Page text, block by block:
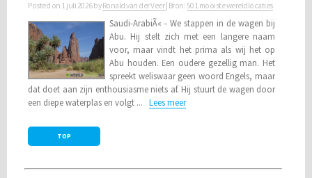
Posted on 1 juli 2026byRonald van der Veer | Bron: 501 mooiste wereldlocaties
Saudi-ArabiÃ« - We stappen in de wagen bij
Abu. Hij stelt zich met een langere naam
voor, maar vindt het prima als wij het op
Abu houden. Een oudere gezellig man. Het
spreekt weliswaar geen woord Engels, maar
dat doet aan zijn enthousiasme niets af. Hij stuurt de wagen door
een diepe waterplas en volgt ... Lees meer
TOP